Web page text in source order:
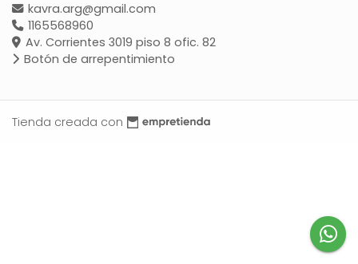
kavra.arg@gmail.com
1165568960
Av. Corrientes 3019 piso 8 ofic. 82
Botón de arrepentimiento
Tienda creada con